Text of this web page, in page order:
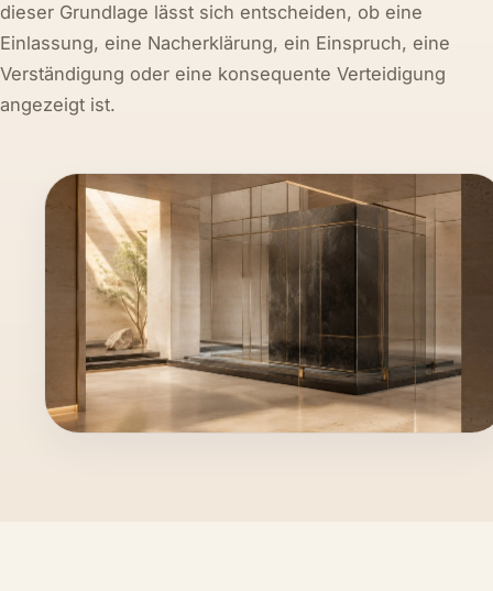
dieser Grundlage lässt sich entscheiden, ob eine
Einlassung, eine Nacherklärung, ein Einspruch, eine
Verständigung oder eine konsequente Verteidigung
angezeigt ist.